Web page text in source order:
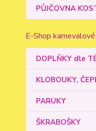
PŮJČOVNA
E-Shop
DOPLŇKY dle
KLOBOUKY,
PARUKY
ŠKRABOŠKY